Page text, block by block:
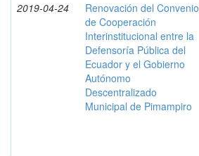
2019-04-24
Renovación del Convenio
de Cooperación
Interinstitucional entre la
Defensoría Pública del
Ecuador y el Gobierno
Autónomo
Descentralizado
Municipal de Pimampiro